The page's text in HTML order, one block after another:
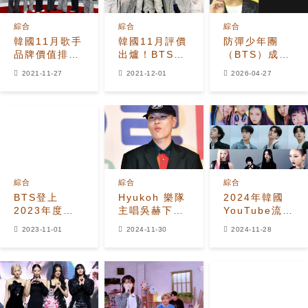
韓國11月歌手
品牌價值排行
綜合
2021-11-27
韓國11月評價
出爐！BTS、
是後幾名
綜合
2021-12-01
防彈少年團
（BTS）成員
表達不滿。
綜合
2026-04-27
BTS登上
2023年度娛
newjeans第
三
綜合
2023-11-01
Hyukoh 樂隊
主唱吳赫下個
綜合
2024-11-30
2024年韓國
YouTube流媒
綜合
2024-11-28